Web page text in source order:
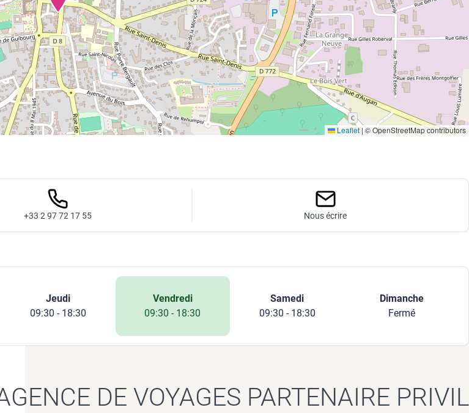
Leaflet |© OpenStreetMap contributors
+33 2 97 72 17 55 Nous écrire
Jeudi
09:30 - 18:30
Vendredi
09:30 - 18:30
Samedi
09:30 - 18:30
Dimanche
Fermé
DE VOYAGES PARTENAIRE